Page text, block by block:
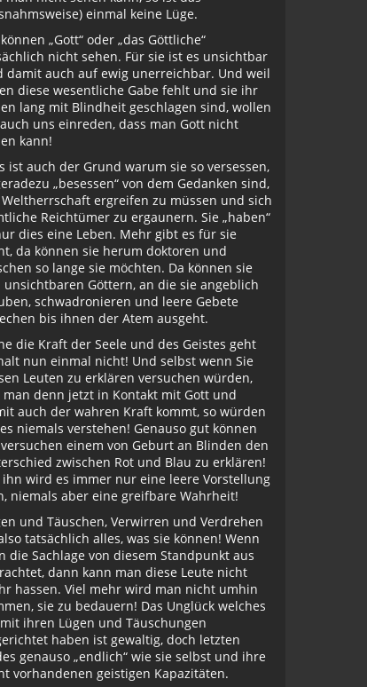
einmal keine Lüge.
„Gott“ oder „das Göttliche“
nicht sehen. Für sie ist es unsichtbar
damit auch auf ewig unerreichbar. Und weil
diese wesentliche Gabe fehlt und sie ihr
lang mit Blindheit geschlagen sind, wollen
uns einreden, dass man Gott nicht
kann!
ist auch der Grund warum sie so versessen,
„besessen“ von dem Gedanken sind,
ergreifen zu müssen und sich
Reichtümer zu ergaunern. Sie „haben“
dies eine Leben. Mehr gibt es für sie
da können sie herum doktoren und
so lange sie möchten. Da können sie
unsichtbaren Göttern, an die sie angeblich
schwadronieren und leere Gebete
bis ihnen der Atem ausgeht.
die Kraft der Seele und des Geistes geht
nun einmal nicht! Und selbst wenn Sie
Leuten zu erklären versuchen würden,
man denn jetzt in Kontakt mit Gott und
auch der wahren Kraft kommt, so würden
niemals verstehen! Genauso gut können
einem von Geburt an Blinden den
zwischen Rot und Blau zu erklären!
ihn wird es immer nur eine leere Vorstellung
niemals aber eine greifbare Wahrheit!
und Täuschen, Verwirren und Verdrehen
tatsächlich alles, was sie können! Wenn
die Sachlage von diesem Standpunkt aus
dann kann man diese Leute nicht
hassen. Viel mehr wird man nicht umhin
sie zu bedauern! Das Unglück welches
ihren Lügen und Täuschungen
haben ist gewaltig, doch letzten
genauso „endlich“ wie sie selbst und ihre
vorhandenen geistigen Kapazitäten.